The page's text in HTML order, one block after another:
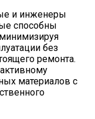
и инженеры
способны
без
ремонта.
материалов с